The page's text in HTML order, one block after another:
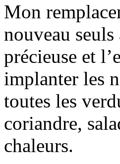
Mon
nouveau
précieuse et
implanter les
toutes les
coriandre,
chaleurs.